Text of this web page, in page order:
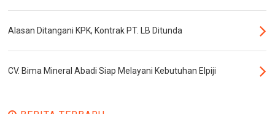
Alasan Ditangani KPK, Kontrak PT. LB Ditunda
CV. Bima Mineral Abadi Siap Melayani Kebutuhan Elpiji